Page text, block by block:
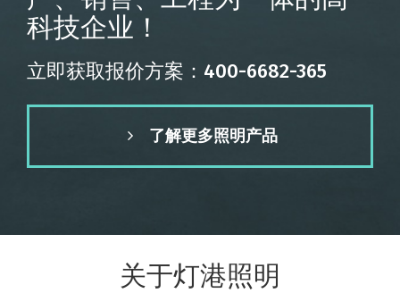
科技企业！
立即获取报价方案：400-6682-365
了解更多照明产品
关于灯港照明